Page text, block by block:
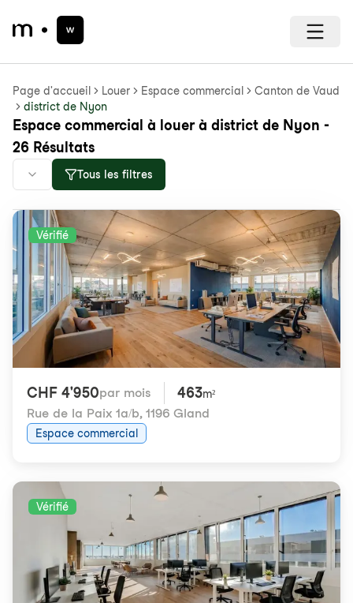
Page d'accueil Louer Espace commercial
Canton de Vaud
district de Nyon
Espace commercial à louer à district de Nyon -
26 Résultats
Tous les filtres
Vérifié
CHF 4'950par mois 463m²
Rue de la Paix 1a/b, 1196 Gland
Espace commercial
Vérifié